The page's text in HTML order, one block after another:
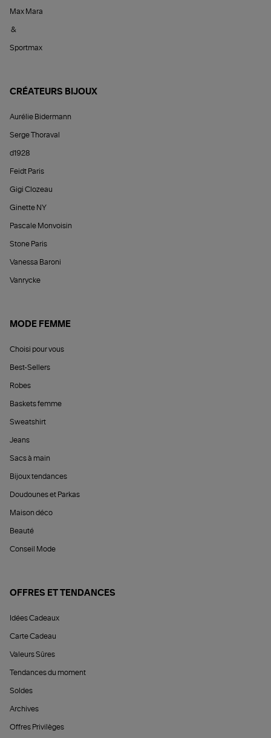
Max Mara
&
Sportmax
CRÉATEURS BIJOUX
Aurélie Bidermann
Serge Thoraval
d1928
Feidt Paris
Gigi Clozeau
Ginette NY
Pascale Monvoisin
Stone Paris
Vanessa Baroni
Vanrycke
MODE FEMME
Choisi pour vous
Best-Sellers
Robes
Baskets femme
Sweatshirt
Jeans
Sacs à main
Bijoux tendances
Doudounes et Parkas
Maison déco
Beauté
Conseil Mode
OFFRES ET TENDANCES
Idées Cadeaux
Carte Cadeau
Valeurs Sûres
Tendances du moment
Soldes
Archives
Offres Privilèges